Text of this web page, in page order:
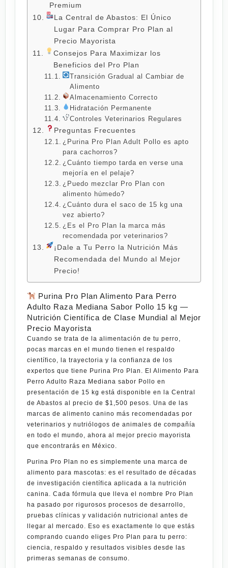
Premium
La Central de Abastos: El Único
Lugar Para Comprar Pro Plan al
Precio Mayorista
Consejos Para Maximizar los
Beneficios del Pro Plan
Transición Gradual al Cambiar de
Alimento
Almacenamiento Correcto
Hidratación Permanente
Controles Veterinarios Regulares
Preguntas Frecuentes
¿Purina Pro Plan Adult Pollo es apto
para cachorros?
¿Cuánto tiempo tarda en verse una
mejoría en el pelaje?
¿Puedo mezclar Pro Plan con
alimento húmedo?
¿Cuánto dura el saco de 15 kg una
vez abierto?
¿Es el Pro Plan la marca más
recomendada por veterinarios?
¡Dale a Tu Perro la Nutrición Más
Recomendada del Mundo al Mejor
Precio!
Purina Pro Plan Alimento Para Perro
Adulto Raza Mediana Sabor Pollo 15 kg —
Nutrición Científica de Clase Mundial al Mejor
Precio Mayorista
Cuando se trata de la alimentación de tu perro,
pocas marcas en el mundo tienen el respaldo
científico, la trayectoria y la confianza de los
expertos que tiene Purina Pro Plan . El Alimento Para
Perro Adulto Raza Mediana sabor Pollo en
presentación de 15 kg está disponible en la Central
de Abastos al precio de $1,500 pesos . Una de las
marcas de alimento canino más recomendadas por
veterinarios y nutriólogos de animales de compañía
en todo el mundo, ahora al mejor precio mayorista
que encontrarás en México.
Purina Pro Plan no es simplemente una marca de
alimento para mascotas: es el resultado de décadas
de investigación científica aplicada a la nutrición
canina. Cada fórmula que lleva el nombre Pro Plan
ha pasado por rigurosos procesos de desarrollo,
pruebas clínicas y validación nutricional antes de
llegar al mercado. Eso es exactamente lo que estás
comprando cuando eliges Pro Plan para tu perro:
ciencia, respaldo y resultados visibles desde las
primeras semanas de consumo.